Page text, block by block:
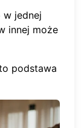
w jednej
innej może
podstawa